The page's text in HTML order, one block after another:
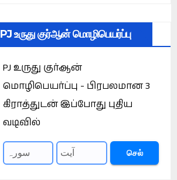
PJ உருது குர்ஆன் மொழிபெயர்ப்பு
PJ உருது குர்ஆன்
மொழிபெயர்ப்பு - பிரபலமான 3
கிராத்துடன் இப்போது புதிய
வடிவில்
செல்